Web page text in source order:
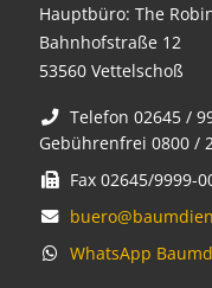
Hauptbüro: The
Bahnhofstraße 12
53560 Vettelschoß
Telefon 02645 /
Gebührenfrei 0800 /
Fax 02645/9999-
WhatsApp